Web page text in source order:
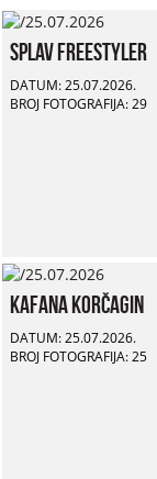
Splav Freestyler
DATUM: 25.07.2026.
BROJ FOTOGRAFIJA: 29
Kafana Korčagin
DATUM: 25.07.2026.
BROJ FOTOGRAFIJA: 25